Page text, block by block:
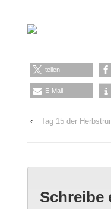
teilen
E-Mail
‹ Tag 15 der
Schreibe